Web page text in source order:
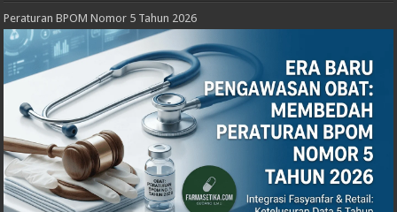
Peraturan BPOM Nomor 5 Tahun 2026